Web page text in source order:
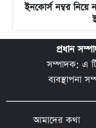
ইনকোর্স নম্বর নিয়ে
প্রধান
সম্পাদক: এ
ব্যবস্থাপনা
আমাদের কথা